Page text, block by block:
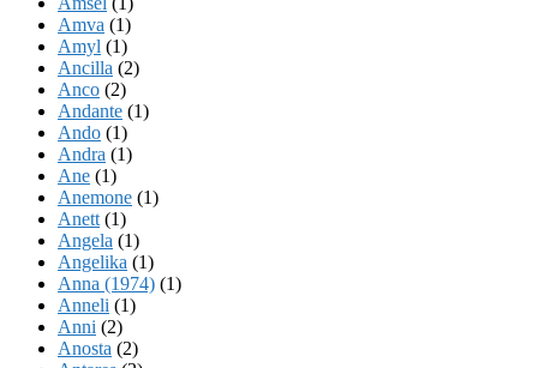
Amva (1)
Amyl (1)
Ancilla (2)
Anco (2)
Andante (1)
Ando (1)
Andra (1)
Ane (1)
Anemone (1)
Anett (1)
Angela (1)
Angelika (1)
Anna (1974) (1)
Anneli (1)
Anni (2)
Anosta (2)